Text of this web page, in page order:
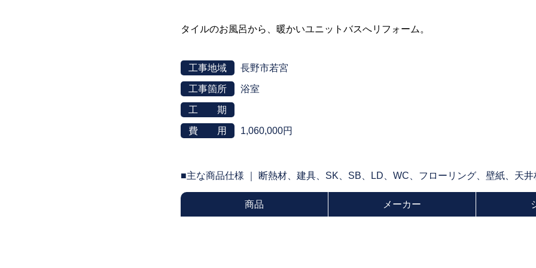
タイルのお風呂から、暖かいユニットバスへリフォーム。
工事地域 長野市若宮
工事箇所 浴室
工 期
費 用 1,060,000円
■主な商品仕様 ｜ 断熱材、建具、SK、SB、LD、WC、フローリング、壁紙、天井
商品 メーカー